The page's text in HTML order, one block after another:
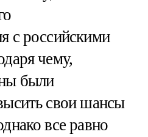
с российскими
чему,
были
свои шансы
все равно